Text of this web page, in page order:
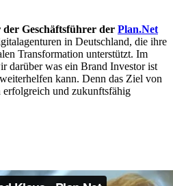
Geschäftsführer der Plan.Net
in Deutschland, die ihre
Transformation unterstützt. Im
darüber was ein Brand Investor ist
kann. Denn das Ziel von
und zukunftsfähig